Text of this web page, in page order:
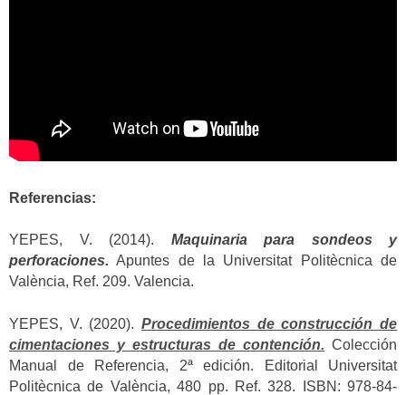
Referencias:
YEPES, V. (2014). Maquinaria para sondeos y
perforaciones. Apuntes de la Universitat Politècnica de
València, Ref. 209. Valencia.
YEPES, V. (2020). Procedimientos de construcción de
cimentaciones y estructuras de contención. Colección
Manual de Referencia, 2ª edición. Editorial Universitat
Politècnica de València, 480 pp. Ref. 328. ISBN: 978-84-